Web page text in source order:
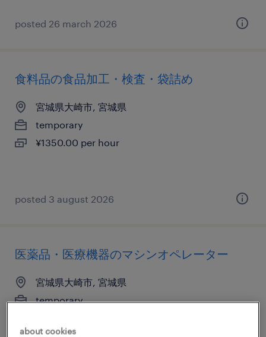
posted 26 march 2026
食料品の食品加工・検査・袋詰め
宮城県大崎市, 宮城県
temporary
¥1350.00 per hour
posted 3 august 2026
医薬品・医療機器のマシンオペレーター
宮城県大崎市, 宮城県
temporary
about cookies